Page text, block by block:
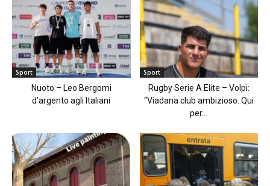
Sport
Nuoto – Leo Bergomi
d’argento agli Italiani
Sport
Rugby Serie A Elite – Volpi:
“Viadana club ambizioso. Qui
per...